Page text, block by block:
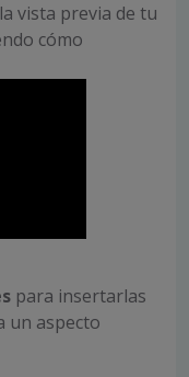
vista previa de tu
cómo
para insertarlas
un aspecto